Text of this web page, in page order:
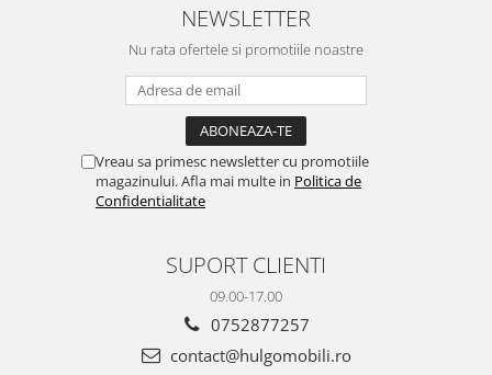
NEWSLETTER
Nu rata ofertele si promotiile noastre
Vreau sa primesc newsletter cu promotiile
magazinului. Afla mai multe in Politica de
Confidentialitate
SUPORT CLIENTI
09.00-17.00
0752877257
contact@hulgomobili.ro